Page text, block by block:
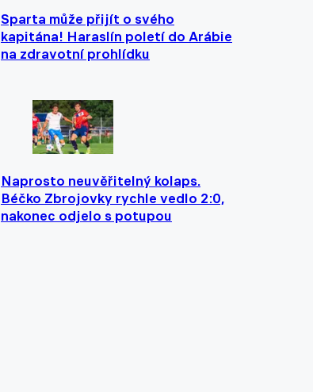
Sparta může přijít o svého
kapitána! Haraslín poletí do Arábie
na zdravotní prohlídku
Naprosto neuvěřitelný kolaps.
Béčko Zbrojovky rychle vedlo 2:0,
nakonec odjelo s potupou